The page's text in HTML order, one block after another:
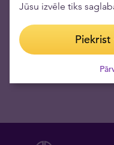
Saņemiet aktuālās ziņas epastā
Jūsu izvēle tiks
Piekrist